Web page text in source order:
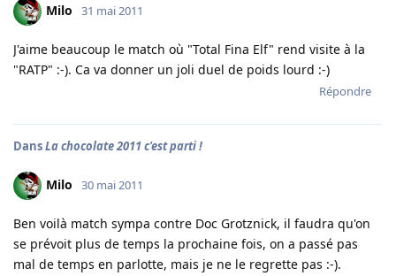
Milo 31 mai 2011
J'aime beaucoup le match où "Total Fina Elf" rend visite à la
"RATP" :-). Ca va donner un joli duel de poids lourd :-)
Répondre
DansLa chocolate 2011 c'est parti !
Milo 30 mai 2011
Ben voilà match sympa contre Doc Grotznick, il faudra qu'on
se prévoit plus de temps la prochaine fois, on a passé pas
mal de temps en parlotte, mais je ne le regrette pas :-).